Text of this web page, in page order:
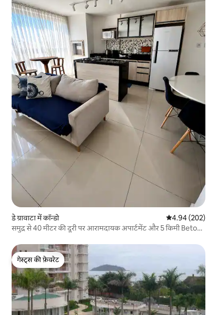
डे ग्रावाटा में कॉन्डो औसत रेटिंग 5 में से
4.94 (202)
समुद्र से 40 मीटर की दूरी पर आरामदायक अपार्टमेंट और 5 किमी Beto
गेस्ट्स की फ़ेवरेट
गेस्ट्स की फ़ेवरेट